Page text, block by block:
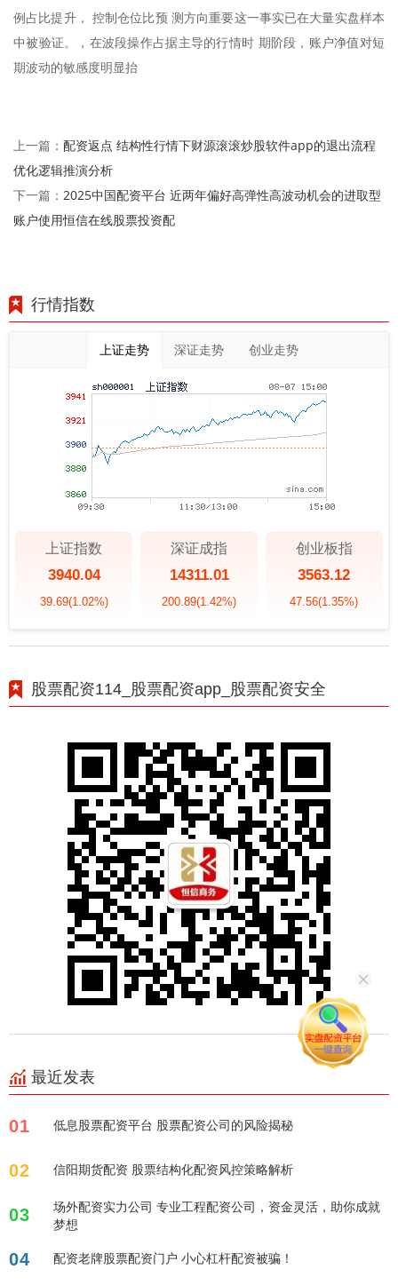
例占比提升， 控制仓位比预 测方向重要这一事实已在大量实盘样本
中被验证。，在波段操作占据主导的行情时 期阶段，账户净值对短
期波动的敏感度明显抬
上一篇： 配资返点 结构性行情下财源滚滚炒股软件app的退出流程
优化逻辑推演分析
下一篇： 2025中国配资平台 近两年偏好高弹性高波动机会的进取型
账户使用恒信在线股票投资配
行情指数
上证走势 深证走势 创业走势
上证指数
3940.04
39.69(1.02%)
深证成指
14311.01
200.89(1.42%)
创业板指
3563.12
47.56(1.35%)
股票配资114_股票配资app_股票配资安全
最近发表
01 低息股票配资平台 股票配资公司的风险揭秘
02 信阳期货配资 股票结构化配资风控策略解析
03
场外配资实力公司 专业工程配资公司，资金灵活，助你成就
梦想
04 配资老牌股票配资门户 小心杠杆配资被骗！